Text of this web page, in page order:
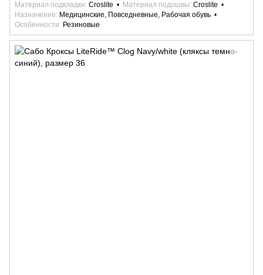
Материал подкладки Croslite Материал подошвы Croslite
Назначение
Медицинские, Повседневные, Рабочая обувь
Особенности
Резиновые